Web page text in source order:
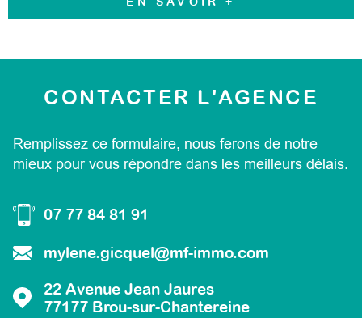
CONTACTER L'AGENCE
Remplissez ce formulaire, nous ferons de notre
mieux pour vous répondre dans les meilleurs délais.
07 77 84 81 91
mylene.gicquel@mf-immo.com
22 Avenue Jean Jaures
77177
Brou-sur-Chantereine